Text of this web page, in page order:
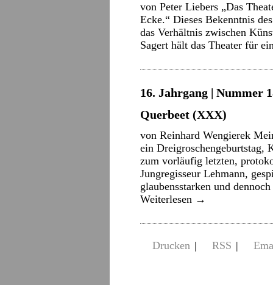
von Peter Liebers „Das
Ecke.“ Dieses Bekenntnis
das Verhältnis zwischen
Sagert hält das Theater für
16. Jahrgang | Nummer
Querbeet (XXX)
von Reinhard Wengierek
ein Dreigroschengeburtstag,
zum vorläufig letzten,
Jungregisseur Lehmann,
glaubensstarken und
Weiterlesen →
Drucken | RSS |